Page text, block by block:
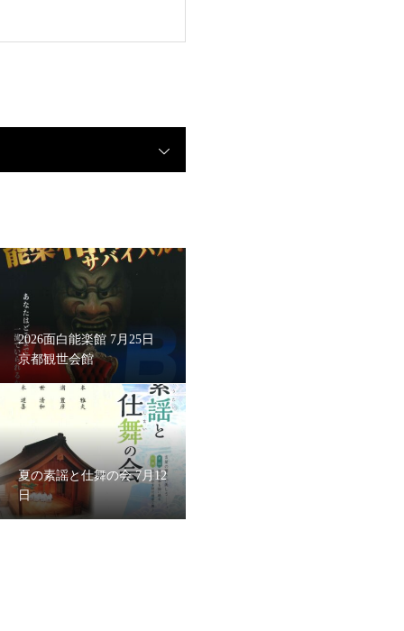
2026面白能楽館 7月25日
京都観世会館
夏の素謡と仕舞の会 7月12
日